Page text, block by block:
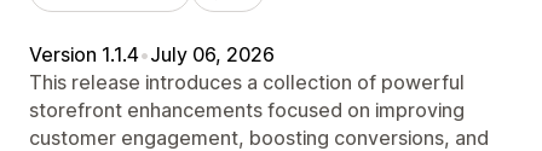
Version 1.1.4•July 06, 2026
This release introduces a collection of powerful
storefront enhancements focused on improving
customer engagement, boosting conversions, and